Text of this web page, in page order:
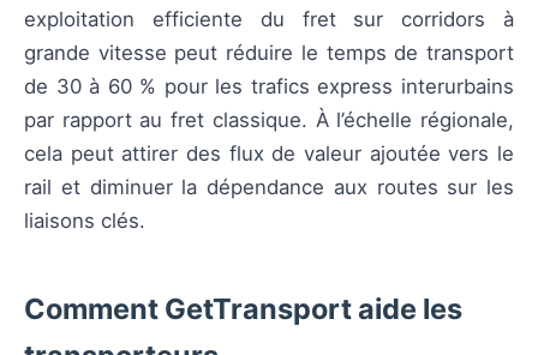
exploitation efficiente du fret sur corridors à
grande vitesse peut réduire le temps de transport
de 30 à 60 % pour les trafics express interurbains
par rapport au fret classique. À l’échelle régionale,
cela peut attirer des flux de valeur ajoutée vers le
rail et diminuer la dépendance aux routes sur les
liaisons clés.
Comment GetTransport aide les